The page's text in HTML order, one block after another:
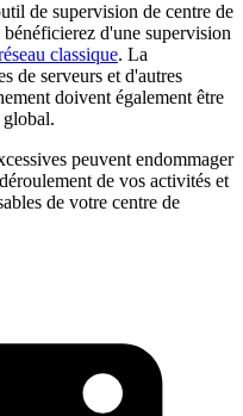
de supervision de centre de
d'une supervision
classique. La
de serveurs et d'autres
doivent également être
peuvent endommager
de vos activités et
de votre centre de